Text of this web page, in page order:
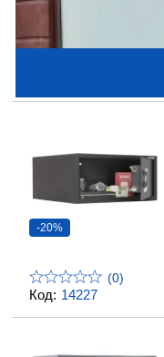
Код: 14227
-20%
(0)